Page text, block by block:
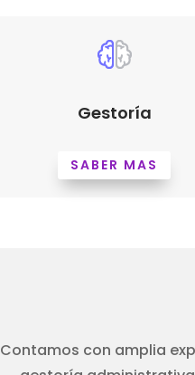
Gestoría
SABER MAS
Contamos con amplia